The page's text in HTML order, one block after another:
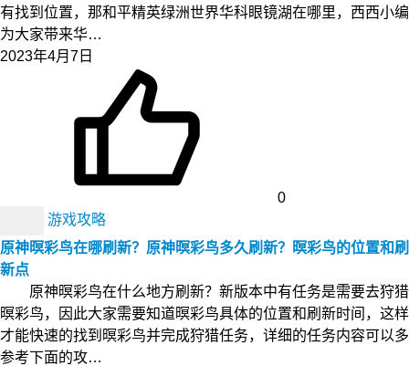
有找到位置，那和平精英绿洲世界华科眼镜湖在哪里，西西小编
为大家带来华…
2023年4月7日
0
游戏攻略
原神暝彩鸟在哪刷新？原神暝彩鸟多久刷新？暝彩鸟的位置和刷
新点
原神暝彩鸟在什么地方刷新？新版本中有任务是需要去狩猎
暝彩鸟，因此大家需要知道暝彩鸟具体的位置和刷新时间，这样
才能快速的找到暝彩鸟并完成狩猎任务，详细的任务内容可以多
参考下面的攻…